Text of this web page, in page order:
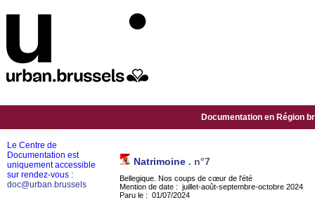
Documentation en Région
Natrimoine . n°7
Bellegique. Nos coups de cœur de l'été
Mention de date : juillet-août-septembre-octobre 2024
Paru le : 01/07/2024
Le Centre de
Documentation est
uniquement accessible
sur rendez-vous :
doc@urban.brussels